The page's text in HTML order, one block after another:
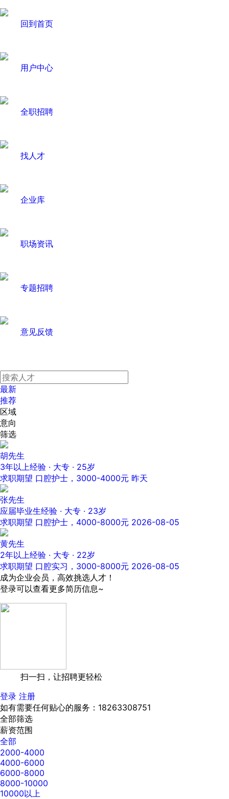
回到首页
用户中心
全职招聘
找人才
企业库
职场资讯
专题招聘
意见反馈
最新
推荐
区域
意向
筛选
胡先生
3年以上经验 · 大专 · 25岁
求职期望 口腔护士，3000-4000元 昨天
张先生
应届毕业生经验 · 大专 · 23岁
求职期望 口腔护士，4000-8000元 2026-08-05
黄先生
2年以上经验 · 大专 · 22岁
求职期望 口腔实习，3000-8000元 2026-08-05
成为企业会员，高效挑选人才！
登录可以查看更多简历信息~
扫一扫，让招聘更轻松
登录 注册
如有需要任何贴心的服务：18263308751
全部筛选
薪资范围
全部
2000-4000
4000-6000
6000-8000
8000-10000
10000以上